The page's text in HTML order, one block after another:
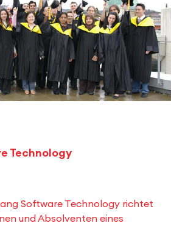
Technology
Software Technology richtet
und Absolventen eines